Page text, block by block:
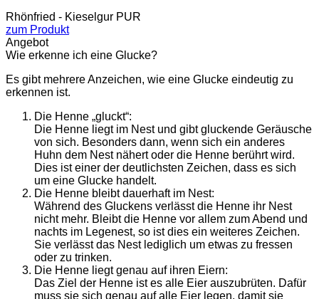
Rhönfried - Kieselgur PUR
zum Produkt
Angebot
Wie erkenne ich eine Glucke?
Es gibt mehrere Anzeichen, wie eine Glucke eindeutig zu
erkennen ist.
Die Henne „gluckt“:
Die Henne liegt im Nest und gibt gluckende Geräusche
von sich. Besonders dann, wenn sich ein anderes
Huhn dem Nest nähert oder die Henne berührt wird.
Dies ist einer der deutlichsten Zeichen, dass es sich
um eine Glucke handelt.
Die Henne bleibt dauerhaft im Nest:
Während des Gluckens verlässt die Henne ihr Nest
nicht mehr. Bleibt die Henne vor allem zum Abend und
nachts im Legenest, so ist dies ein weiteres Zeichen.
Sie verlässt das Nest lediglich um etwas zu fressen
oder zu trinken.
Die Henne liegt genau auf ihren Eiern:
Das Ziel der Henne ist es alle Eier auszubrüten. Dafür
muss sie sich genau auf alle Eier legen, damit sie